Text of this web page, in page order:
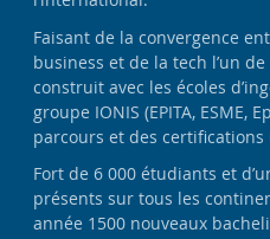
Faisant de la convergence
business et de la tech l’un de
construit avec les écoles
groupe IONIS (EPITA, ESME,
parcours et des certifications
Fort de 6 000 étudiants et
présents sur tous les
année 1500 nouveaux